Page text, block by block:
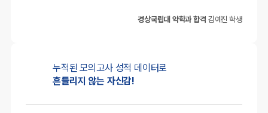
경상국립대 약학과 합격 김예진 학생
누적된 모의고사 성적 데이터로
흔들리지 않는 자신감!